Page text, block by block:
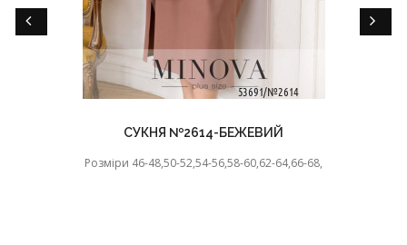
СУКНЯ №2614-БЕЖЕВИЙ
Розміри 46-48,50-52,54-56,58-60,62-64,66-68,